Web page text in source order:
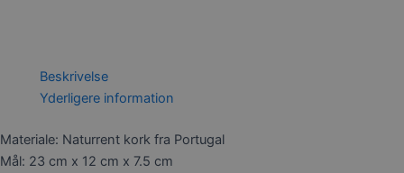
Beskrivelse
Yderligere information
Materiale: Naturrent kork fra Portugal
Mål: 23 cm x 12 cm x 7.5 cm